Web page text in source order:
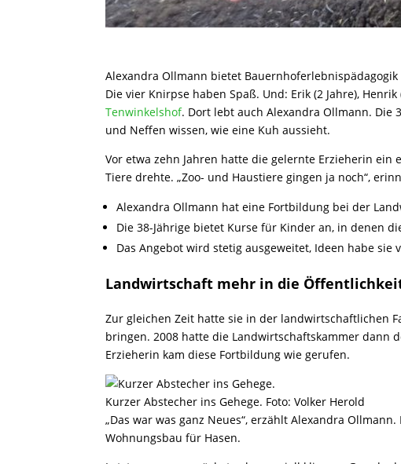
Alexandra Ollmann bietet
Die vier Knirpse haben Spaß. Und: Erik (2 Jahre),
Tenwinkelshof. Dort lebt auch Alexandra Ollmann. Die
und Neffen wissen, wie eine Kuh aussieht.
Vor etwa zehn Jahren hatte die gelernte Erzieherin
Tiere drehte. „Zoo- und Haustiere gingen ja noch“,
Alexandra Ollmann hat eine Fortbildung bei der
Die 38-Jährige bietet Kurse für Kinder an, in denen
Das Angebot wird stetig ausgeweitet, Ideen habe sie
Landwirtschaft mehr in die
Zur gleichen Zeit hatte sie in der landwirtschaftlichen
bringen. 2008 hatte die Landwirtschaftskammer dann
Erzieherin kam diese Fortbildung wie gerufen.
Kurzer Abstecher ins Gehege. Foto: Volker Herold
„Das war was ganz Neues“, erzählt Alexandra
Wohnungsbau für Hasen.